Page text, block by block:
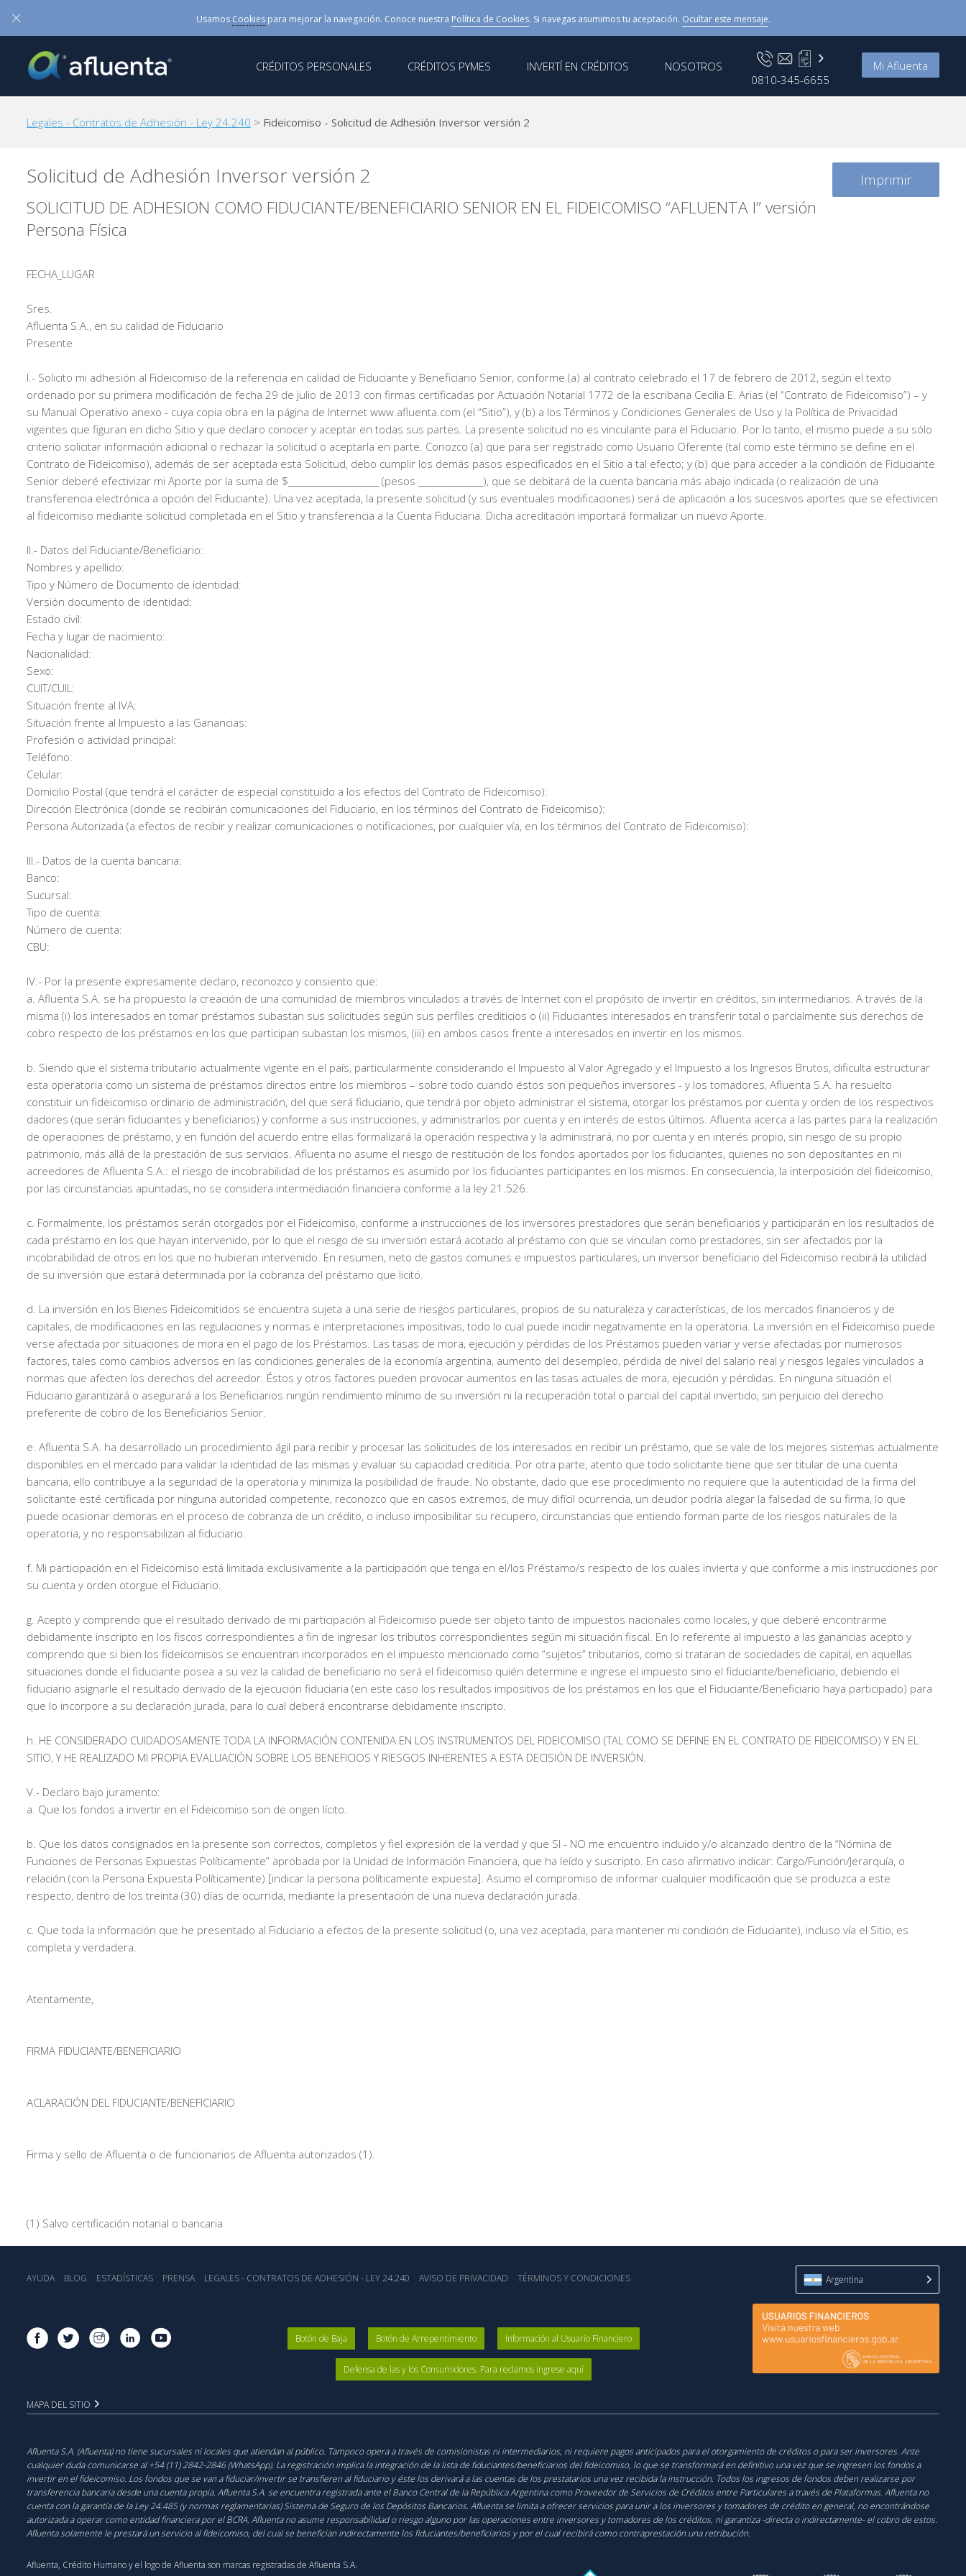
× Usamos Cookiespara mejorar la navegación. Conoce nuestra Política de Cookies. Si navegas asumimos tu aceptación. Ocultar este mensaje.
CRÉDITOS PERSONALES CRÉDITOS PYMES INVERTÍ EN CRÉDITOS
NOSOTROS
0810-345-6655
Mi Afluenta
Legales - Contratos de Adhesión - Ley 24.240 > Fideicomiso - Solicitud de Adhesión Inversor versión 2
Imprimir
Solicitud de Adhesión Inversor versión 2
SOLICITUD DE ADHESION COMO FIDUCIANTE/BENEFICIARIO SENIOR EN EL FIDEICOMISO “AFLUENTA I” versión
Persona Física
FECHA_LUGAR
Sres.
Afluenta S.A., en su calidad de Fiduciario
Presente
I.- Solicito mi adhesión al Fideicomiso de la referencia en calidad de Fiduciante y Beneficiario Senior, conforme (a) al contrato celebrado el 17 de febrero de 2012, según el texto
ordenado por su primera modificación de fecha 29 de julio de 2013 con firmas certificadas por Actuación Notarial 1772 de la escribana Cecilia E. Arias (el “Contrato de Fideicomiso”) – y
su Manual Operativo anexo - cuya copia obra en la página de Internet www.afluenta.com (el “Sitio”), y (b) a los Términos y Condiciones Generales de Uso y la Política de Privacidad
vigentes que figuran en dicho Sitio y que declaro conocer y aceptar en todas sus partes. La presente solicitud no es vinculante para el Fiduciario. Por lo tanto, el mismo puede a su sólo
criterio solicitar información adicional o rechazar la solicitud o aceptarla en parte. Conozco (a) que para ser registrado como Usuario Oferente (tal como este término se define en el
Contrato de Fideicomiso), además de ser aceptada esta Solicitud, debo cumplir los demás pasos especificados en el Sitio a tal efecto; y (b) que para acceder a la condición de Fiduciante
Senior deberé efectivizar mi Aporte por la suma de $_____________________ (pesos _______________), que se debitará de la cuenta bancaria más abajo indicada (o realización de una
transferencia electrónica a opción del Fiduciante). Una vez aceptada, la presente solicitud (y sus eventuales modificaciones) será de aplicación a los sucesivos aportes que se efectivicen
al fideicomiso mediante solicitud completada en el Sitio y transferencia a la Cuenta Fiduciaria. Dicha acreditación importará formalizar un nuevo Aporte.
II.- Datos del Fiduciante/Beneficiario:
Nombres y apellido:
Tipo y Número de Documento de identidad:
Versión documento de identidad:
Estado civil:
Fecha y lugar de nacimiento:
Nacionalidad:
Sexo:
CUIT/CUIL:
Situación frente al IVA:
Situación frente al Impuesto a las Ganancias:
Profesión o actividad principal:
Teléfono:
Celular:
Domicilio Postal (que tendrá el carácter de especial constituido a los efectos del Contrato de Fideicomiso):
Dirección Electrónica (donde se recibirán comunicaciones del Fiduciario, en los términos del Contrato de Fideicomiso):
Persona Autorizada (a efectos de recibir y realizar comunicaciones o notificaciones, por cualquier vía, en los términos del Contrato de Fideicomiso):
III.- Datos de la cuenta bancaria:
Banco:
Sucursal:
Tipo de cuenta:
Número de cuenta:
CBU:
IV.- Por la presente expresamente declaro, reconozco y consiento que:
a. Afluenta S.A. se ha propuesto la creación de una comunidad de miembros vinculados a través de Internet con el propósito de invertir en créditos, sin intermediarios. A través de la
misma (i) los interesados en tomar préstamos subastan sus solicitudes según sus perfiles crediticios o (ii) Fiduciantes interesados en transferir total o parcialmente sus derechos de
cobro respecto de los préstamos en los que participan subastan los mismos, (iii) en ambos casos frente a interesados en invertir en los mismos.
b. Siendo que el sistema tributario actualmente vigente en el país, particularmente considerando el Impuesto al Valor Agregado y el Impuesto a los Ingresos Brutos, dificulta estructurar
esta operatoria como un sistema de préstamos directos entre los miembros – sobre todo cuando éstos son pequeños inversores - y los tomadores, Afluenta S.A. ha resuelto
constituir un fideicomiso ordinario de administración, del que será fiduciario, que tendrá por objeto administrar el sistema, otorgar los préstamos por cuenta y orden de los respectivos
dadores (que serán fiduciantes y beneficiarios) y conforme a sus instrucciones, y administrarlos por cuenta y en interés de estos últimos. Afluenta acerca a las partes para la realización
de operaciones de préstamo, y en función del acuerdo entre ellas formalizará la operación respectiva y la administrará, no por cuenta y en interés propio, sin riesgo de su propio
patrimonio, más allá de la prestación de sus servicios. Afluenta no asume el riesgo de restitución de los fondos aportados por los fiduciantes, quienes no son depositantes en ni
acreedores de Afluenta S.A.: el riesgo de incobrabilidad de los préstamos es asumido por los fiduciantes participantes en los mismos. En consecuencia, la interposición del fideicomiso,
por las circunstancias apuntadas, no se considera intermediación financiera conforme a la ley 21.526.
c. Formalmente, los préstamos serán otorgados por el Fideicomiso, conforme a instrucciones de los inversores prestadores que serán beneficiarios y participarán en los resultados de
cada préstamo en los que hayan intervenido, por lo que el riesgo de su inversión estará acotado al préstamo con que se vinculan como prestadores, sin ser afectados por la
incobrabilidad de otros en los que no hubieran intervenido. En resumen, neto de gastos comunes e impuestos particulares, un inversor beneficiario del Fideicomiso recibirá la utilidad
de su inversión que estará determinada por la cobranza del préstamo que licitó.
d. La inversión en los Bienes Fideicomitidos se encuentra sujeta a una serie de riesgos particulares, propios de su naturaleza y características, de los mercados financieros y de
capitales, de modificaciones en las regulaciones y normas e interpretaciones impositivas, todo lo cual puede incidir negativamente en la operatoria. La inversión en el Fideicomiso puede
verse afectada por situaciones de mora en el pago de los Préstamos. Las tasas de mora, ejecución y pérdidas de los Préstamos pueden variar y verse afectadas por numerosos
factores, tales como cambios adversos en las condiciones generales de la economía argentina, aumento del desempleo, pérdida de nivel del salario real y riesgos legales vinculados a
normas que afecten los derechos del acreedor. Éstos y otros factores pueden provocar aumentos en las tasas actuales de mora, ejecución y pérdidas. En ninguna situación el
Fiduciario garantizará o asegurará a los Beneficiarios ningún rendimiento mínimo de su inversión ni la recuperación total o parcial del capital invertido, sin perjuicio del derecho
preferente de cobro de los Beneficiarios Senior.
e. Afluenta S.A. ha desarrollado un procedimiento ágil para recibir y procesar las solicitudes de los interesados en recibir un préstamo, que se vale de los mejores sistemas actualmente
disponibles en el mercado para validar la identidad de las mismas y evaluar su capacidad crediticia. Por otra parte, atento que todo solicitante tiene que ser titular de una cuenta
bancaria, ello contribuye a la seguridad de la operatoria y minimiza la posibilidad de fraude. No obstante, dado que ese procedimiento no requiere que la autenticidad de la firma del
solicitante esté certificada por ninguna autoridad competente, reconozco que en casos extremos, de muy difícil ocurrencia, un deudor podría alegar la falsedad de su firma, lo que
puede ocasionar demoras en el proceso de cobranza de un crédito, o incluso imposibilitar su recupero, circunstancias que entiendo forman parte de los riesgos naturales de la
operatoria, y no responsabilizan al fiduciario.
f. Mi participación en el Fideicomiso está limitada exclusivamente a la participación que tenga en el/los Préstamo/s respecto de los cuales invierta y que conforme a mis instrucciones por
su cuenta y orden otorgue el Fiduciario.
g. Acepto y comprendo que el resultado derivado de mi participación al Fideicomiso puede ser objeto tanto de impuestos nacionales como locales, y que deberé encontrarme
debidamente inscripto en los fiscos correspondientes a fin de ingresar los tributos correspondientes según mi situación fiscal. En lo referente al impuesto a las ganancias acepto y
comprendo que si bien los fideicomisos se encuentran incorporados en el impuesto mencionado como “sujetos” tributarios, como si trataran de sociedades de capital, en aquellas
situaciones donde el fiduciante posea a su vez la calidad de beneficiario no será el fideicomiso quién determine e ingrese el impuesto sino el fiduciante/beneficiario, debiendo el
fiduciario asignarle el resultado derivado de la ejecución fiduciaria (en este caso los resultados impositivos de los préstamos en los que el Fiduciante/Beneficiario haya participado) para
que lo incorpore a su declaración jurada, para lo cual deberá encontrarse debidamente inscripto.
h. HE CONSIDERADO CUIDADOSAMENTE TODA LA INFORMACIÓN CONTENIDA EN LOS INSTRUMENTOS DEL FIDEICOMISO (TAL COMO SE DEFINE EN EL CONTRATO DE FIDEICOMISO) Y EN EL
SITIO, Y HE REALIZADO MI PROPIA EVALUACIÓN SOBRE LOS BENEFICIOS Y RIESGOS INHERENTES A ESTA DECISIÓN DE INVERSIÓN.
V.- Declaro bajo juramento:
a. Que los fondos a invertir en el Fideicomiso son de origen lícito.
b. Que los datos consignados en la presente son correctos, completos y fiel expresión de la verdad y que SI - NO me encuentro incluido y/o alcanzado dentro de la “Nómina de
Funciones de Personas Expuestas Políticamente” aprobada por la Unidad de Información Financiera, que ha leído y suscripto. En caso afirmativo indicar: Cargo/Función/Jerarquía, o
relación (con la Persona Expuesta Políticamente) [indicar la persona políticamente expuesta]. Asumo el compromiso de informar cualquier modificación que se produzca a este
respecto, dentro de los treinta (30) días de ocurrida, mediante la presentación de una nueva declaración jurada.
c. Que toda la información que he presentado al Fiduciario a efectos de la presente solicitud (o, una vez aceptada, para mantener mi condición de Fiduciante), incluso vía el Sitio, es
completa y verdadera.
Atentamente,
FIRMA FIDUCIANTE/BENEFICIARIO
ACLARACIÓN DEL FIDUCIANTE/BENEFICIARIO
Firma y sello de Afluenta o de funcionarios de Afluenta autorizados (1).
(1) Salvo certificación notarial o bancaria
AYUDA BLOG ESTADÍSTICA‎S PRENSA LEGALES - CONTRATOS DE ADHESIÓN - LEY 24.240 AVISO DE PRIVACIDAD TÉRMINOS Y CONDICIONES Argentina
Botón de Baja Botón de Arrepentimiento Información al Usuario Financiero
Defensa de las y los Consumidores. Para reclamos ingrese aquí
MAPA DEL SITIO
Afluenta S.A. (Afluenta) no tiene sucursales ni locales que atiendan al público. Tampoco opera a través de comisionistas ni intermediarios, ni requiere pagos anticipados para el otorgamiento de créditos o para ser inversores. Ante
cualquier duda comunicarse al +54 (11) 2842-2846 (WhatsApp). La registración implica la integración de la lista de fiduciantes/beneficiarios del fideicomiso, lo que se transformará en definitivo una vez que se ingresen los fondos a
invertir en el fideicomiso. Los fondos que se van a fiduciar/invertir se transfieren al fiduciario y éste los derivará a las cuentas de los prestatarios una vez recibida la instrucción. Todos los ingresos de fondos deben realizarse por
transferencia bancaria desde una cuenta propia. Afluenta S.A. se encuentra registrada ante el Banco Central de la República Argentina como Proveedor de Servicios de Créditos entre Particulares a través de Plataformas. Afluenta no
cuenta con la garantía de la Ley 24.485 (y normas reglamentarias) Sistema de Seguro de los Depósitos Bancarios. Afluenta se limita a ofrecer servicios para unir a los inversores y tomadores de crédito en general, no encontrándose
autorizada a operar como entidad financiera por el BCRA. Afluenta no asume responsabilidad o riesgo alguno por las operaciones entre inversores y tomadores de los créditos, ni garantiza -directa o indirectamente- el cobro de estos.
Afluenta solamente le prestará un servicio al fideicomiso, del cual se benefician indirectamente los fiduciantes/beneficiarios y por el cual recibirá como contraprestación una retribución.
Afluenta, Crédito Humano y el logo de Afluenta son marcas registradas de Afluenta S.A.